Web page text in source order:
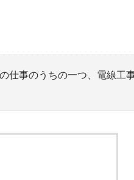
仕事のうちの一つ、電線工